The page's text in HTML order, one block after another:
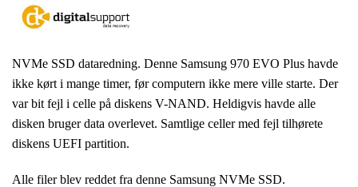
NVMe SSD dataredning. Denne Samsung 970 EVO Plus havde
ikke kørt i mange timer, før computern ikke mere ville starte. Der
var bit fejl i celle på diskens V-NAND. Heldigvis havde alle
disken bruger data overlevet. Samtlige celler med fejl tilhørete
diskens UEFI partition.
Alle filer blev reddet fra denne Samsung NVMe SSD.